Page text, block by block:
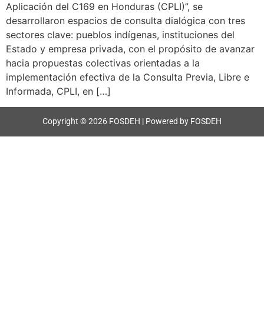
Aplicación del C169 en Honduras (CPLI)”, se
desarrollaron espacios de consulta dialógica con tres
sectores clave: pueblos indígenas, instituciones del
Estado y empresa privada, con el propósito de avanzar
hacia propuestas colectivas orientadas a la
implementación efectiva de la Consulta Previa, Libre e
Informada, CPLI, en […]
Copyright © 2026 FOSDEH | Powered by FOSDEH